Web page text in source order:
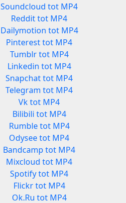
Soundcloud tot MP4
Reddit tot MP4
Dailymotion tot MP4
Pinterest tot MP4
Tumblr tot MP4
Linkedin tot MP4
Snapchat tot MP4
Telegram tot MP4
Vk tot MP4
Bilibili tot MP4
Rumble tot MP4
Odysee tot MP4
Bandcamp tot MP4
Mixcloud tot MP4
Spotify tot MP4
Flickr tot MP4
Ok.Ru tot MP4